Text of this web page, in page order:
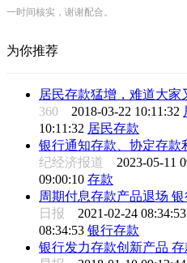
一时间核实，谢谢配合。
为你推荐
居民存款猛增，难道大家
360 2018-03-22 10:11:32
10:11:32 居民存款
银行通知存款、协定存款
纪经济报道 2023-05-11
09:00:10 存款
周期付息存款产品退场
日报 2021-02-24 08:34:53
08:34:53 银行存款
银行发力存款创新产品